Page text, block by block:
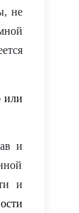
не
или
и
и